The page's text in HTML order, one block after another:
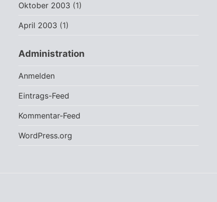
Oktober 2003 (1)
April 2003 (1)
Administration
Anmelden
Eintrags-Feed
Kommentar-Feed
WordPress.org